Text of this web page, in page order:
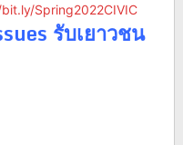
Spring2022CIVIC
รับเยาวชน